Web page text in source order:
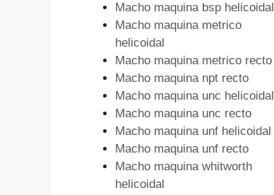
Macho maquina bsp helicoidal
Macho maquina metrico
helicoidal
Macho maquina metrico recto
Macho maquina npt recto
Macho maquina unc helicoidal
Macho maquina unc recto
Macho maquina unf helicoidal
Macho maquina unf recto
Macho maquina whitworth
helicoidal